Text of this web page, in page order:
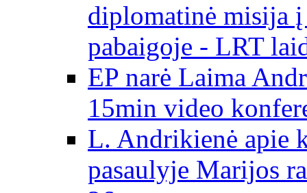
diplomatinė misija
pabaigoje - LRT
EP narė Laima
15min video
L. Andrikienė apie
pasaulyje Marijos